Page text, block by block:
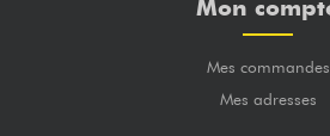
Mon
Mes commandes
Mes adresses